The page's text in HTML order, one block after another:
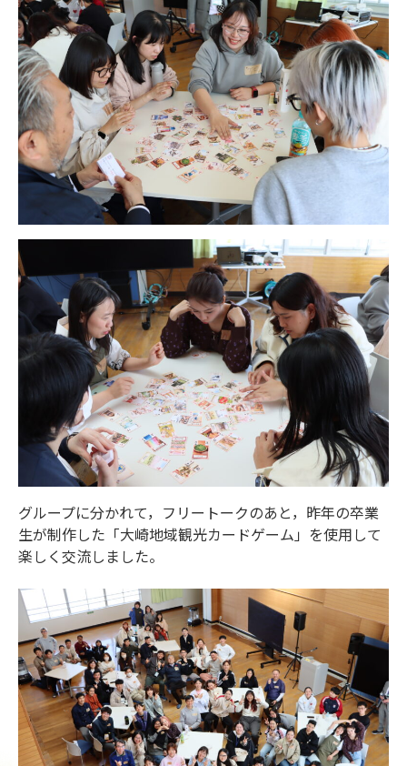
グループに分かれて，フリートークのあと，昨年の卒業
生が制作した「大崎地域観光カードゲーム」を使用して
楽しく交流しました。